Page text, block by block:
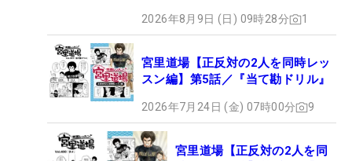
2026年8月9日 (日) 09時28分 1
宮里道場【正反対の2人を同時レッ
スン編】第5話／『当て勘ドリル』
2026年7月24日 (金) 07時00分 9
宮里道場【正反対の2人を同